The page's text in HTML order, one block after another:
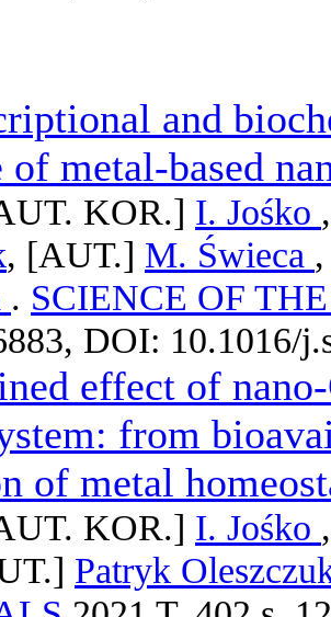
and
of metal-based
KOR.] I. Jośko
, [AUT.] M. Świeca
. SCIENCE OF
DOI: 10.1016/
effect of
from
of metal
KOR.] I. Jośko
Patryk